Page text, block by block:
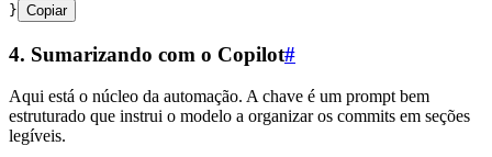
} Copiar
4. Sumarizando com o Copilot#
Aqui está o núcleo da automação. A chave é um prompt bem
estruturado que instrui o modelo a organizar os commits em seções
legíveis.